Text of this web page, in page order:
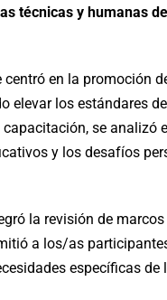
técnicas y humanas
en la promoción
elevar los estándares
capacitación, se
y los desafíos
la revisión de
a los/as
específicas de